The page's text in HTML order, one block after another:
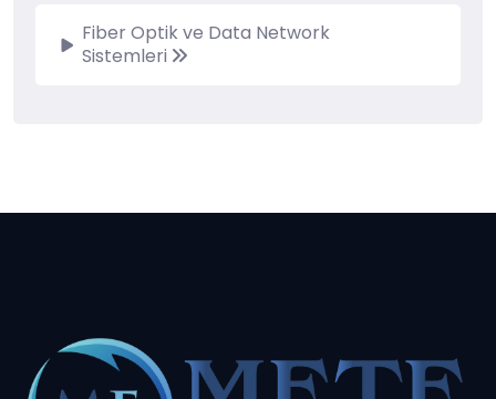
Fiber Optik ve Data Network
Sistemleri